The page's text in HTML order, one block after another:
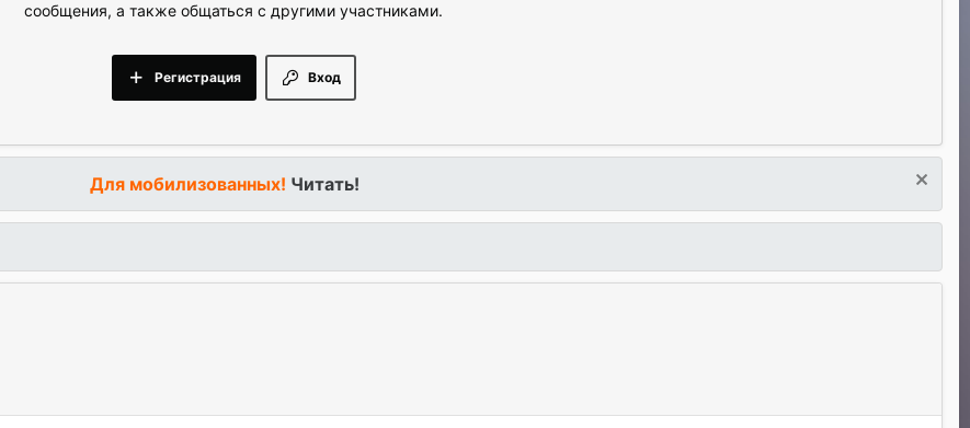
сообщения, а также общаться с другими участниками.
Вход
Регистрация
Для мобилизованных! Читать!